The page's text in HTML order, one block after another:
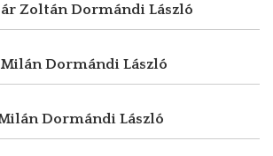
ZoltánDormándi László
MilánDormándi László
Dormándi László